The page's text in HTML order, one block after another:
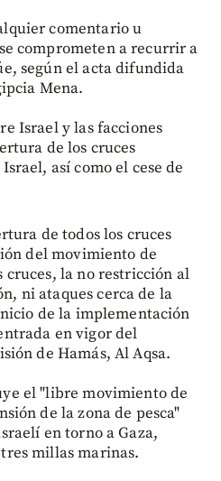
comentario u
comprometen a recurrir a
según el acta difundida
Mena.
Israel y las facciones
de los cruces
así como el cese de
de todos los cruces
del movimiento de
cruces, la no restricción al
ni ataques cerca de la
de la implementación
en vigor del
de Hamás, Al Aqsa.
el "libre movimiento de
de la zona de pesca"
en torno a Gaza,
millas marinas.